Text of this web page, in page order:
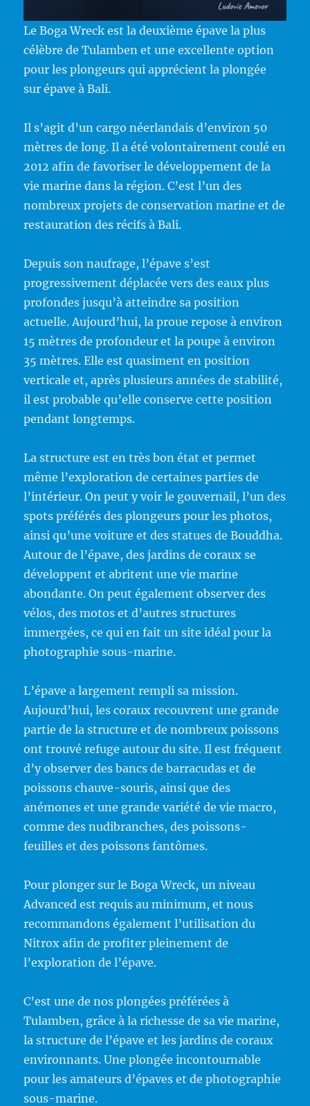
Le Boga Wreck est la deuxième épave la plus
célèbre de Tulamben et une excellente option
pour les plongeurs qui apprécient la plongée
sur épave à Bali.
Il s’agit d’un cargo néerlandais d’environ 50
mètres de long. Il a été volontairement coulé en
2012 afin de favoriser le développement de la
vie marine dans la région. C’est l’un des
nombreux projets de conservation marine et de
restauration des récifs à Bali.
Depuis son naufrage, l’épave s’est
progressivement déplacée vers des eaux plus
profondes jusqu’à atteindre sa position
actuelle. Aujourd’hui, la proue repose à environ
15 mètres de profondeur et la poupe à environ
35 mètres. Elle est quasiment en position
verticale et, après plusieurs années de stabilité,
il est probable qu’elle conserve cette position
pendant longtemps.
La structure est en très bon état et permet
même l’exploration de certaines parties de
l’intérieur. On peut y voir le gouvernail, l’un des
spots préférés des plongeurs pour les photos,
ainsi qu’une voiture et des statues de Bouddha.
Autour de l’épave, des jardins de coraux se
développent et abritent une vie marine
abondante. On peut également observer des
vélos, des motos et d’autres structures
immergées, ce qui en fait un site idéal pour la
photographie sous-marine.
L’épave a largement rempli sa mission.
Aujourd’hui, les coraux recouvrent une grande
partie de la structure et de nombreux poissons
ont trouvé refuge autour du site. Il est fréquent
d’y observer des bancs de barracudas et de
poissons chauve-souris, ainsi que des
anémones et une grande variété de vie macro,
comme des nudibranches, des poissons-
feuilles et des poissons fantômes.
Pour plonger sur le Boga Wreck, un niveau
Advanced est requis au minimum, et nous
recommandons également l’utilisation du
Nitrox afin de profiter pleinement de
l’exploration de l’épave.
C’est une de nos plongées préférées à
Tulamben, grâce à la richesse de sa vie marine,
la structure de l’épave et les jardins de coraux
environnants. Une plongée incontournable
pour les amateurs d’épaves et de photographie
sous-marine.